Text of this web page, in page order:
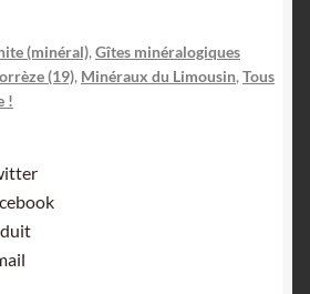
(minéral), Gîtes minéralogiques
(19), Minéraux du Limousin, Tous
!